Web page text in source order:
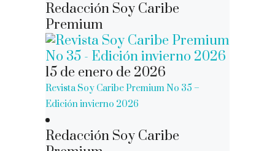
Redacción Soy Caribe
Premium
15 de enero de 2026
Revista Soy Caribe Premium No 35 –
Edición invierno 2026
Redacción Soy Caribe